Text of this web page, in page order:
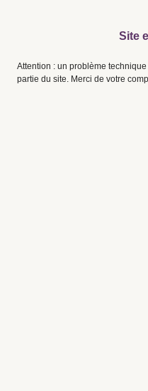
Site
Attention : un problème
partie du site. Merci de votre